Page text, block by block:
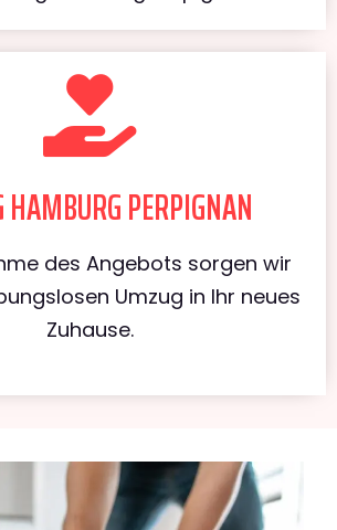
PERPIGNAN
des Angebots sorgen wir
Umzug in Ihr neues
Zuhause.